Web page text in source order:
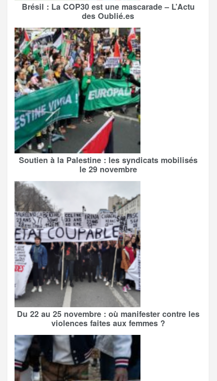
Brésil : La COP30 est une mascarade – L’Actu
des Oublié.es
Soutien à la Palestine : les syndicats mobilisés
le 29 novembre
Du 22 au 25 novembre : où manifester contre les
violences faites aux femmes ?